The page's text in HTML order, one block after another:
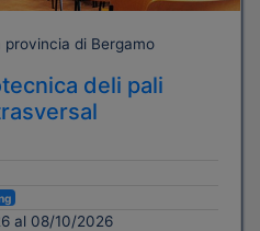
provincia di Bergamo
deli pali
al 08/10/2026